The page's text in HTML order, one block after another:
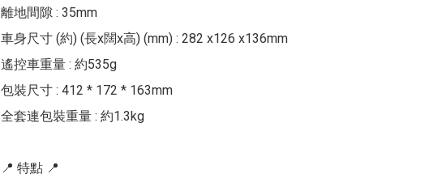
離地間隙 : 35mm
車身尺寸 (約) (長x闊x高) (mm) : 282 x126 x136mm
遙控車重量 : 約535g
包裝尺寸 : 412 * 172 * 163mm
全套連包裝重量 : 約1.3kg
📍 特點 📍